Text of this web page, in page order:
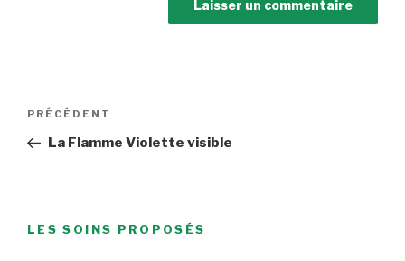
Navigation
l’article
Article
précédent
PRÉCÉDENT
La Flamme Violette visible
LES SOINS PROPOSÉS